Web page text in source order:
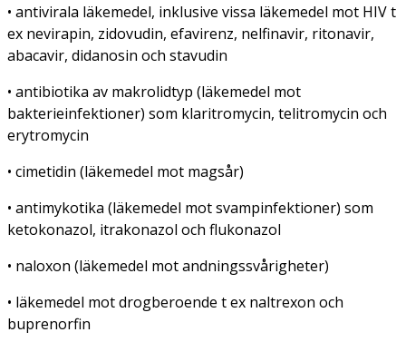
• antivirala läkemedel, inklusive vissa läkemedel mot HIV t
ex nevirapin, zidovudin, efavirenz, nelfinavir, ritonavir,
abacavir, didanosin och stavudin
• antibiotika av makrolidtyp (läkemedel mot
bakterieinfektioner) som klaritromycin, telitromycin och
erytromycin
• cimetidin (läkemedel mot magsår)
• antimykotika (läkemedel mot svampinfektioner) som
ketokonazol, itrakonazol och flukonazol
• naloxon (läkemedel mot andningssvårigheter)
• läkemedel mot drogberoende t ex naltrexon och
buprenorfin